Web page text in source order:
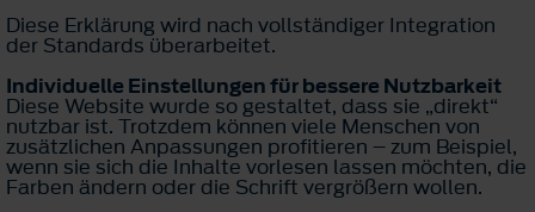
Diese Erklärung wird nach vollständiger Integration
der Standards überarbeitet.
Individuelle Einstellungen für bessere Nutzbarkeit
Diese Website wurde so gestaltet, dass sie „direkt“
nutzbar ist. Trotzdem können viele Menschen von
zusätzlichen Anpassungen profitieren – zum Beispiel,
wenn sie sich die Inhalte vorlesen lassen möchten, die
Farben ändern oder die Schrift vergrößern wollen.